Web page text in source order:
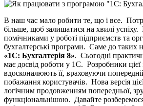
В наш час мало робити те, що і все.
більше, щоб залишатися на хвилі
помічниками у роботі підприємств та
бухгалтерські програми. Саме до таких
«1С: Бухгалтерія 8». Сьогодні
має досвід роботи у 1С. Розробники
вдосконалюють її, враховуючи
побажання користувачів. Нова версія
логічним продовженням попередньої,
функціональнішою. Давайте